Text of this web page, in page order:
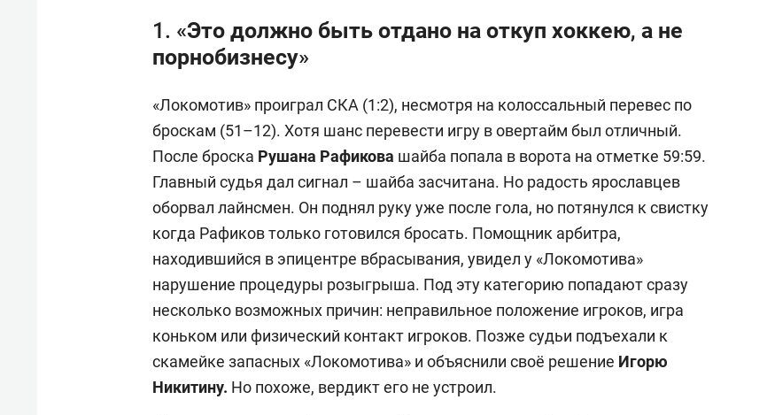
1. «Это должно быть отдано на откуп хоккею, а не
порнобизнесу»
«Локомотив» проиграл СКА (1:2), несмотря на колоссальный перевес по
броскам (51–12). Хотя шанс перевести игру в овертайм был отличный.
После броска Рушана Рафикова шайба попала в ворота на отметке 59:59.
Главный судья дал сигнал – шайба засчитана. Но радость ярославцев
оборвал лайнсмен. Он поднял руку уже после гола, но потянулся к свистку
когда Рафиков только готовился бросать. Помощник арбитра,
находившийся в эпицентре вбрасывания, увидел у «Локомотива»
нарушение процедуры розыгрыша. Под эту категорию попадают сразу
несколько возможных причин: неправильное положение игроков, игра
коньком или физический контакт игроков. Позже судьи подъехали к
скамейке запасных «Локомотива» и объяснили своё решение Игорю
Никитину. Но похоже, вердикт его не устроил.